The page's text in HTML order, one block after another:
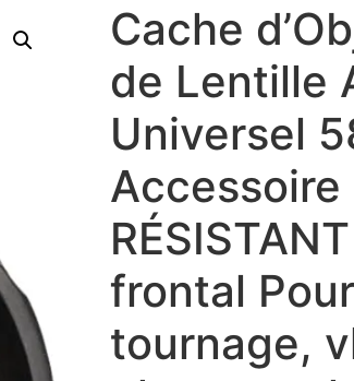
Cache
de Lentille
Universel
frontal
tournage,